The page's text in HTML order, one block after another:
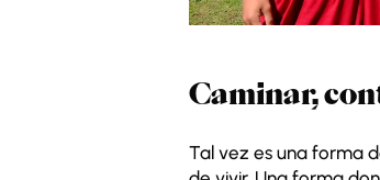
Caminar,
Tal vez es una forma